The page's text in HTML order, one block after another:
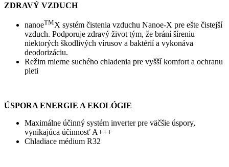
ZDRAVÝ VZDUCH
nanoeTMX systém čistenia vzduchu Nanoe-X pre ešte čistejší
vzduch. Podporuje zdravý život tým, že brání šíreniu
niektorých škodlivých vírusov a baktérií a vykonáva
deodorizáciu.
Režim mierne suchého chladenia pre vyšší komfort a ochranu
pleti
ÚSPORA ENERGIE A EKOLÓGIE
Maximálne účinný systém inverter pre väčšie úspory,
vynikajúca účinnosť A+++
Chladiace médium R32